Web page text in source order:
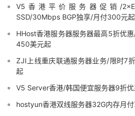
V5香港平价服务器促销/
SSD/30Mbps BGP独享/月付300元起
HHost香港服务器服务器最高5折优
450美元起
ZJI上线重庆联通服务器业务/限时7
起
V5 Server香港/韩国便宜服务器9折
hostyun香港双线服务器32G内存月